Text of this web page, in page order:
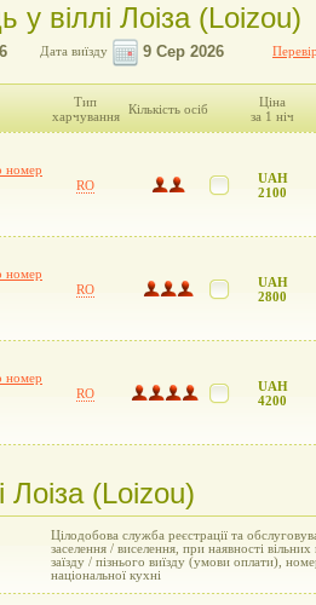
у віллі Лоіза (Loizou)
Дата виїзду
Тип
харчування
Кількість осіб
Ціна
за 1 ніч
номер
RO
UAH
2100
номер
RO
UAH
2800
номер
RO
UAH
4200
Лоіза (Loizou)
Цілодобова служба реєстрації та
заселення / виселення, при наявності
заїзду / пізнього виїзду (умови оплати),
національної кухні